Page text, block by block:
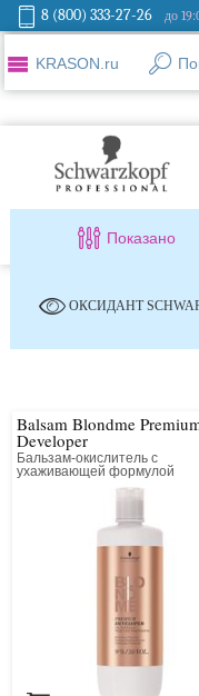
8 (800) 333-27-26 до
KRASON.ru
Показано
ОКСИДАНТ
Balsam Blondme
Developer
Бальзам-окислитель с
ухаживающей формулой